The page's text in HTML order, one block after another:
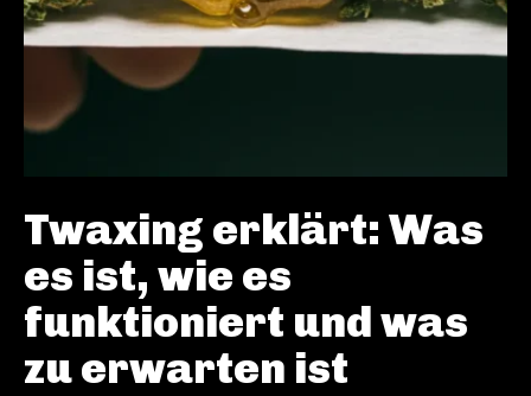
Twaxing erklärt: Was
es ist, wie es
funktioniert und was
zu erwarten ist